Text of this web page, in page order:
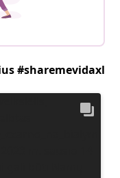
#sharemevidaxl